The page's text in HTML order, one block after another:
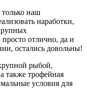
наш
наработки,
отлично, да и
остались довольны!
рыбой,
также трофейная
условия для